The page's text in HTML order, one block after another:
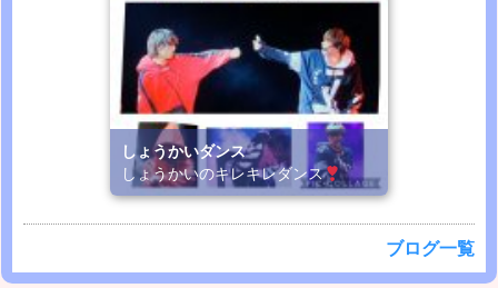
しょうかいダンス
しょうかいのキレキレダンス
ブログ一覧